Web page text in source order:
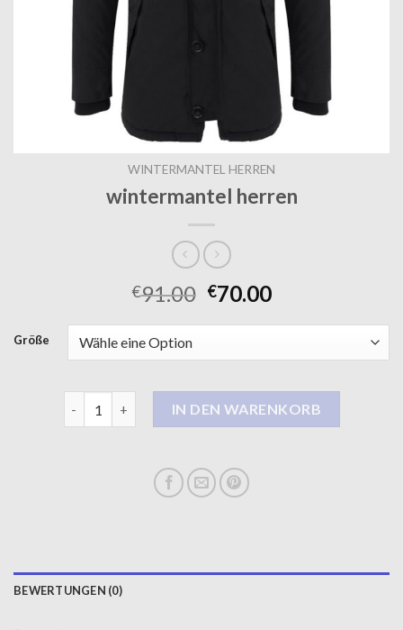
WINTERMANTEL HERREN
wintermantel herren
€91.00 €70.00
Größe
IN DEN WARENKORB
BEWERTUNGEN (0)